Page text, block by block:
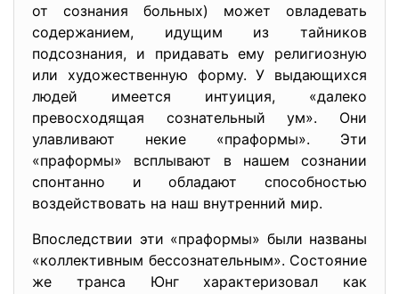
от сознания больных) может овладевать
содержанием, идущим из тайников
подсознания, и придавать ему религиозную
или художественную форму. У выдающихся
людей имеется интуиция, «далеко
превосходящая сознательный ум». Они
улавливают некие «праформы». Эти
«праформы» всплывают в нашем сознании
спонтанно и обладают способностью
воздействовать на наш внутренний мир.
Впоследствии эти «праформы» были названы
«коллективным бессознательным». Состояние
же транса Юнг характеризовал как